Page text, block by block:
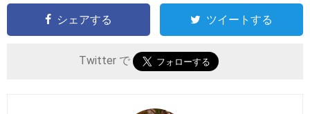
シェアする ツイートする
Twitter で